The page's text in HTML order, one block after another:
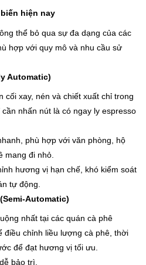
hiện nay
thể bỏ qua sự đa dạng của các
hợp với quy mô và nhu cầu sử
Automatic)
xay, nén và chiết xuất chỉ trong
nhấn nút là có ngay ly espresso
phù hợp với văn phòng, hộ
mang đi nhỏ.
hương vị hạn chế, khó kiểm soát
tự động.
Automatic)
nhất tại các quán cà phê
điều chỉnh liều lượng cà phê, thời
để đạt hương vị tối ưu.
bảo trì.